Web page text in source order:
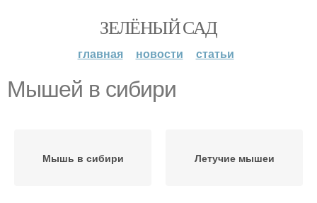
ЗЕЛЁНЫЙ САД
главная новости статьи
Мышей в сибири
Мышь в сибири Летучие мышеи